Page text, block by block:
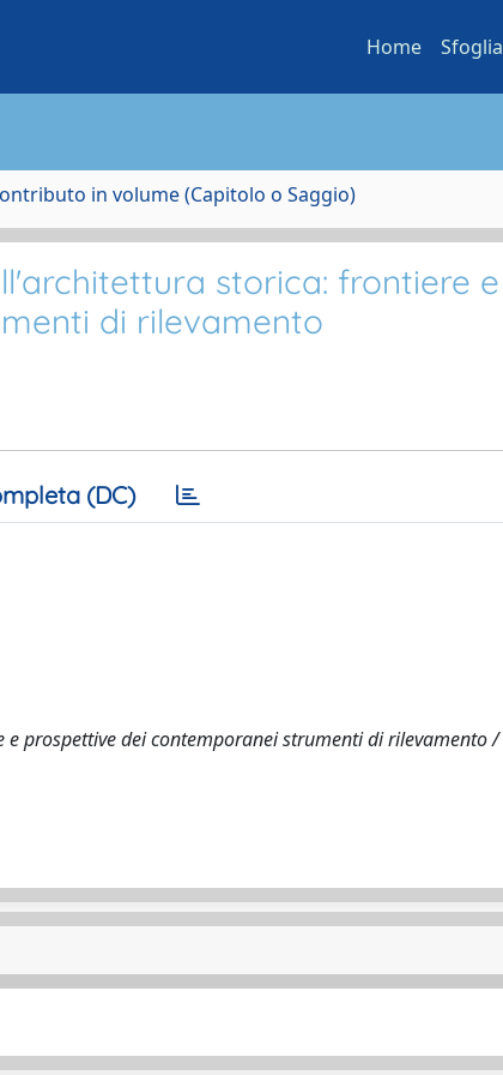
Home Sfoglia
in volume (Capitolo o Saggio)
storica: frontiere e
di rilevamento
(DC)
prospettive dei contemporanei strumenti di rilevamento /